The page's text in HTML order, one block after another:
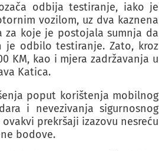
odbija testiranje, iako je
vozilom, uz dva kaznena
za koje je postojala sumnja da
je odbilo testiranje. Zato, kroz
KM, kao i mjera zadržavanja u
Katica.
poput korištenja mobilnog
i nevezivanja sigurnosnog
prekršaji izazovu nesreću
bodove.